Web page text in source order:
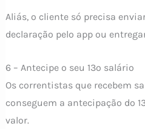
Aliás, o cliente só precisa
declaração pelo app ou
6 – Antecipe o seu 13º salário
Os correntistas que recebem
conseguem a antecipação do
valor.